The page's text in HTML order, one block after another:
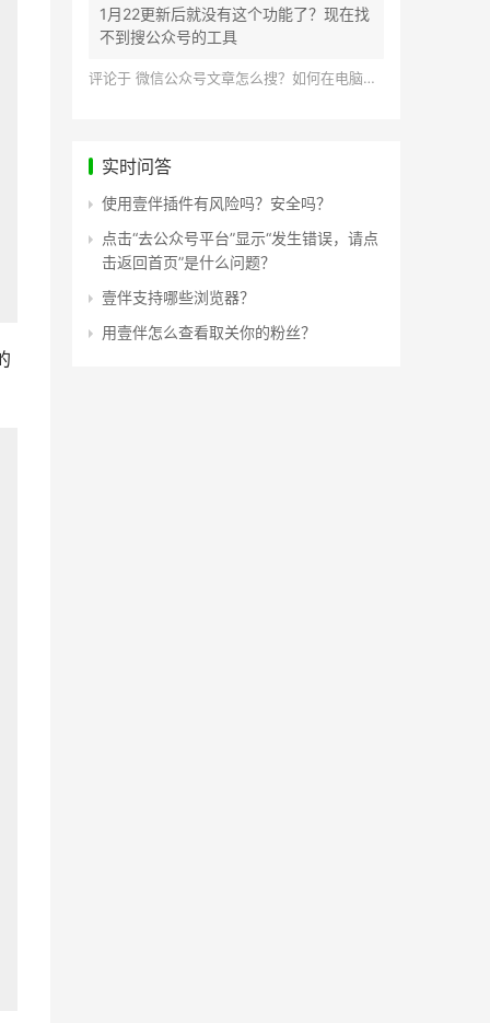
1月22更新后就没有这个功能了？现在找
不到搜公众号的工具
评论于 微信公众号文章怎么搜？如何在电脑上搜索公众号文章？
实时问答
使用壹伴插件有风险吗？安全吗？
点击“去公众号平台”显示“发生错误，请点
击返回首页”是什么问题？
壹伴支持哪些浏览器？
用壹伴怎么查看取关你的粉丝？